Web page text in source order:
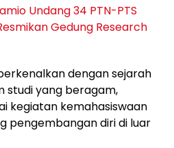
Undang 34 PTN-PTS
Gedung Research
dengan sejarah
studi yang beragam,
kegiatan kemahasiswaan
pengembangan diri di luar